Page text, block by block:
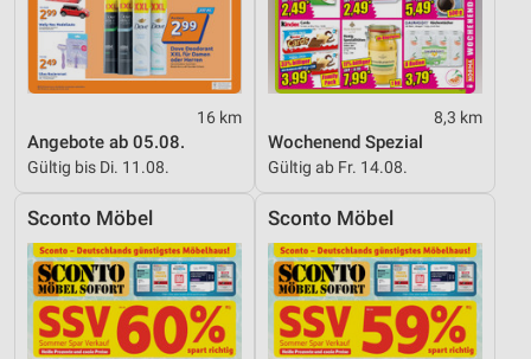
16 km
Angebote ab 05.08.
Gültig bis Di. 11.08.
8,3 km
Wochenend Spezial
Gültig ab Fr. 14.08.
Sconto Möbel Sconto Möbel